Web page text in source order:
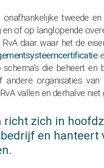
tweede
of op langlopende
daar waar het de
die beheert en
andere organisaties van
vallen en derhalve niet
richt zich in
en hanteert